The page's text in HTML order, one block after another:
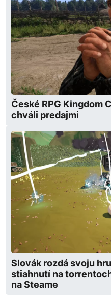
České RPG Kingdom
chváli predajmi
Slovák rozdá svoju
stiahnutí na
na Steame